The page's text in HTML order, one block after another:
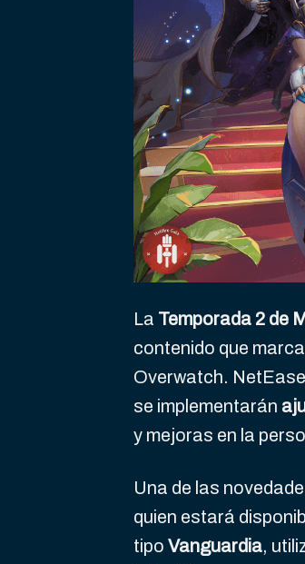
La Temporada 2 de
contenido que
Overwatch.
se implementarán
y mejoras en la
Una de las
quien estará
tipo Vanguardia,